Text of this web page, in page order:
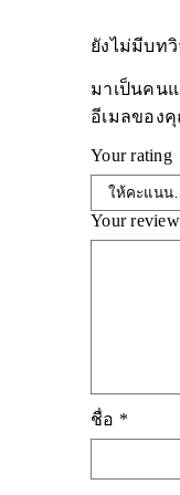
ยังไม่มีบท
มาเป็นคน
อีเมลของ
Your rating
Your review
ชื่อ *